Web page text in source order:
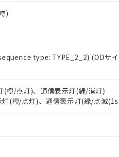
)
type: TYPE_2_2) (ODサ
(橙/点灯)、通信表示灯(緑/消灯)
(橙/点灯)、通信表示灯(緑/点滅
物質）の非含有に対応した製品に
（10物質）の非含有に非対応の商
（10物質）の非含有の対応状況を
中国RoHSの基準値以下であるこ
中国RoHSの基準値を超えている